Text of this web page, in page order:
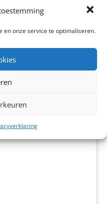
en onze service te optimaliseren.
RDP